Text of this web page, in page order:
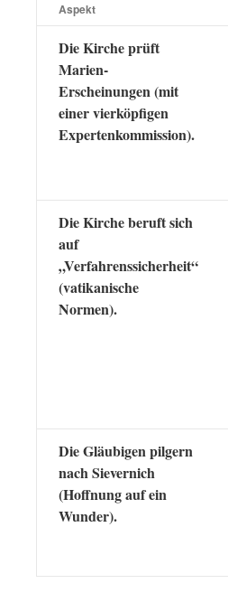
Aspekt
Die Kirche prüft
Marien-
Erscheinungen (mit
einer vierköpfigen
Expertenkommission).
Die Kirche beruft sich
auf
„Verfahrenssicherheit“
(vatikanische
Normen).
Die Gläubigen pilgern
nach Sievernich
(Hoffnung auf ein
Wunder).